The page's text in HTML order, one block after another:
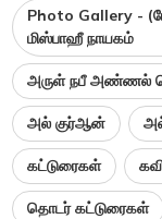
Photo Gallery -
மிஸ்பாஹீ நாயகம்
அருள் நபீ அண்ணல்
அல் குர்ஆன்
கட்டுரைகள்
தொடர் கட்டுரைகள்